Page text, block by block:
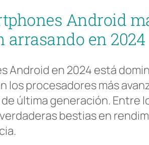
Android
arrasando en 2024
Android en 2024 está
los procesadores más
última generación. Entre
bestias en